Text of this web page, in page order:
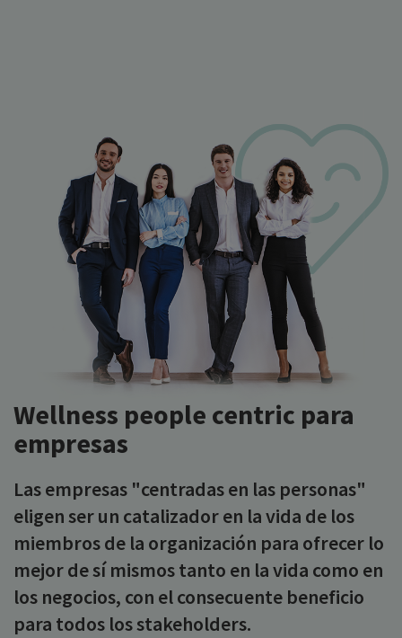
Wellness people centric para
empresas
Las empresas "centradas en las personas"
eligen ser un catalizador en la vida de los
miembros de la organización para ofrecer lo
mejor de sí mismos tanto en la vida como en
los negocios, con el consecuente beneficio
para todos los stakeholders.